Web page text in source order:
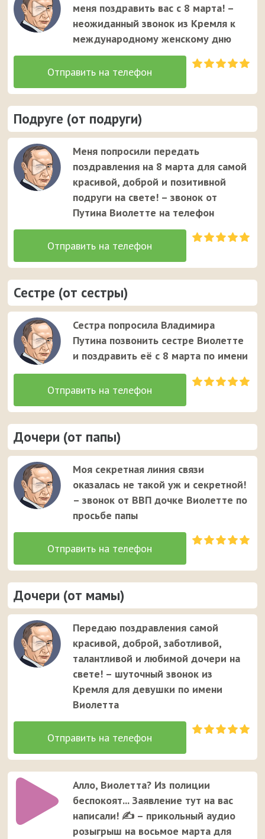
меня поздравить вас с 8 марта! –
неожиданный звонок из Кремля к
международному женскому дню
Подруге (от подруги)
Меня попросили передать
поздравления на 8 марта для самой
красивой, доброй и позитивной
подруги на свете! – звонок от
Путина Виолетте на телефон
Сестре (от сестры)
Сестра попросила Владимира
Путина позвонить сестре Виолетте
и поздравить её с 8 марта по имени
Дочери (от папы)
Моя секретная линия связи
оказалась не такой уж и секретной!
– звонок от ВВП дочке Виолетте по
просьбе папы
Дочери (от мамы)
Передаю поздравления самой
красивой, доброй, заботливой,
талантливой и любимой дочери на
свете! – шуточный звонок из
Кремля для девушки по имени
Виолетта
Алло, Виолетта? Из полиции
беспокоят... Заявление тут на вас
написали! ✍ – прикольный аудио
розыгрыш на восьмое марта для